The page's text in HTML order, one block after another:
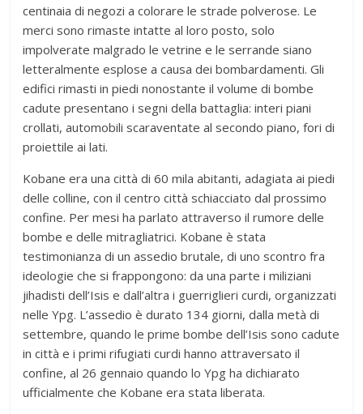
centinaia di negozi a colorare le strade polverose. Le
merci sono rimaste intatte al loro posto, solo
impolverate malgrado le vetrine e le serrande siano
letteralmente esplose a causa dei bombardamenti. Gli
edifici rimasti in piedi nonostante il volume di bombe
cadute presentano i segni della battaglia: interi piani
crollati, automobili scaraventate al secondo piano, fori di
proiettile ai lati.
Kobane era una città di 60 mila abitanti, adagiata ai piedi
delle colline, con il centro città schiacciato dal prossimo
confine. Per mesi ha parlato attraverso il rumore delle
bombe e delle mitragliatrici. Kobane è stata
testimonianza di un assedio brutale, di uno scontro fra
ideologie che si frappongono: da una parte i miliziani
jihadisti dell’Isis e dall’altra i guerriglieri curdi, organizzati
nelle Ypg. L’assedio è durato 134 giorni, dalla metà di
settembre, quando le prime bombe dell’Isis sono cadute
in città e i primi rifugiati curdi hanno attraversato il
confine, al 26 gennaio quando lo Ypg ha dichiarato
ufficialmente che Kobane era stata liberata.